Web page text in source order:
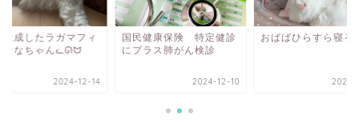
生成したラガマフィ
なちゃんᓚᘏᗢ
2024-12-14
国民健康保険 特定健診
にプラス肺がん検診
2024-12-10
おばばひらすら寝る
2023-